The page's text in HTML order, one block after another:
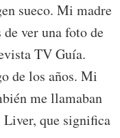
sueco. Mi madre
ver una foto de
TV Guía.
de los años. Mi
me llamaban
que significa